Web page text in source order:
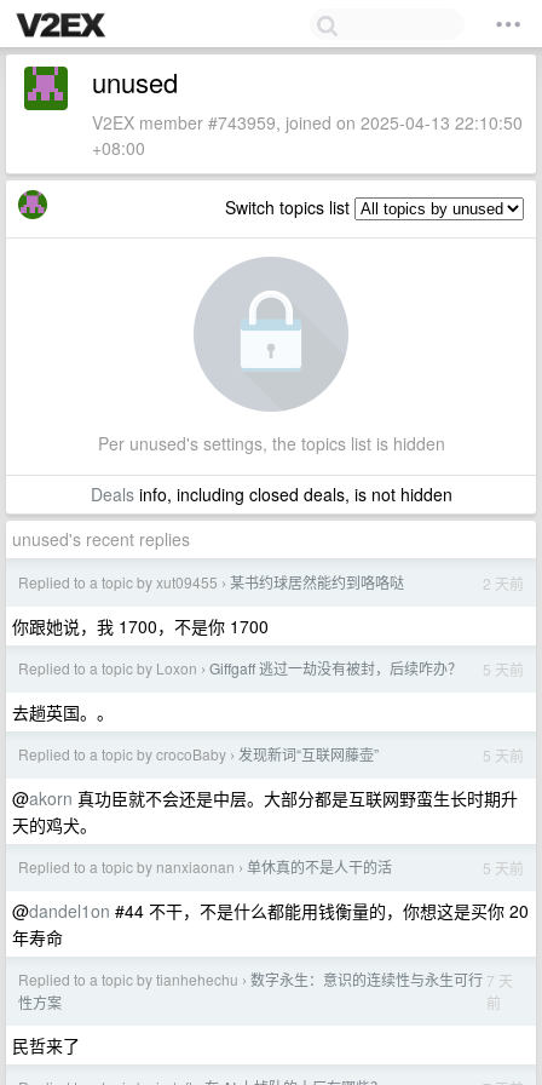
unused
V2EX member #743959, joined on 2025-04-13 22:10:50
+08:00
Switch topics list
Per unused's settings, the topics list is hidden
Dealsinfo, including closed deals, is not hidden
unused's recent replies
Replied to a topic by xut09455 › 某书约球居然能约到咯咯哒 2 天前
你跟她说，我 1700，不是你 1700
Replied to a topic by Loxon › Giffgaff 逃过一劫没有被封，后续咋办？ 5 天前
去趟英国。。
Replied to a topic by crocoBaby › 发现新词“互联网藤壶” 5 天前
@akorn 真功臣就不会还是中层。大部分都是互联网野蛮生长时期升
天的鸡犬。
Replied to a topic by nanxiaonan › 单休真的不是人干的活 5 天前
@dandel1on #44 不干，不是什么都能用钱衡量的，你想这是买你 20
年寿命
Replied to a topic by tianhehechu › 数字永生：意识的连续性与永生可行
性方案
7 天
前
民哲来了